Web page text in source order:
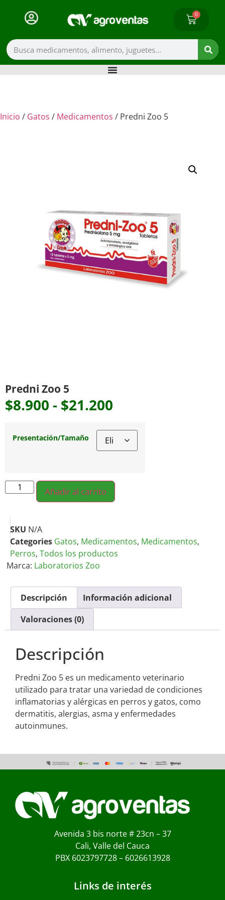
0
Inicio / Gatos / Medicamentos / Predni Zoo 5
Predni Zoo 5
$8.900 - $21.200
Presentación/Tamaño
Añadir al carrito
SKU N/A
Categories Gatos, Medicamentos, Medicamentos,
Perros, Todos los productos
Marca: Laboratorios Zoo
Descripción
Información adicional
Valoraciones (0)
Descripción
Predni Zoo 5 es un medicamento veterinario
utilizado para tratar una variedad de condiciones
inflamatorias y alérgicas en perros y gatos, como
dermatitis, alergias, asma y enfermedades
autoinmunes.
Avenida 3 bis norte # 23cn – 37
Cali, Valle del Cauca
PBX 6023797728 – 6026613928
Links de interés